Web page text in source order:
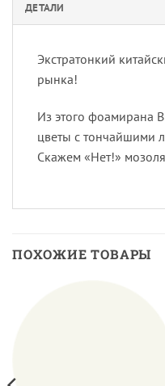
ДЕТАЛИ
Экстратонкий
рынка!
Из этого фоамирана
цветы с тончайшими
Скажем «Нет!»
ПОХОЖИЕ ТОВАРЫ